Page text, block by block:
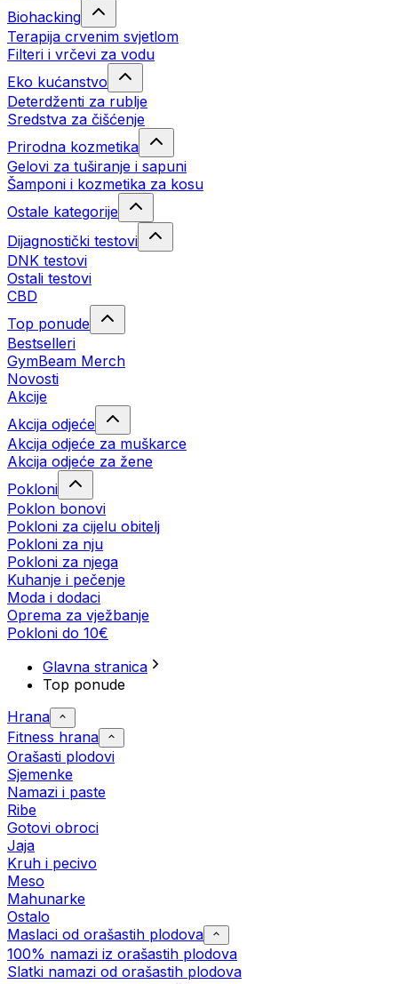
Biohacking
Terapija crvenim svjetlom
Filteri i vrčevi za vodu
Eko kućanstvo
Deterdženti za rublje
Sredstva za čišćenje
Prirodna kozmetika
Gelovi za tuširanje i sapuni
Šamponi i kozmetika za kosu
Ostale kategorije
Dijagnostički testovi
DNK testovi
Ostali testovi
CBD
Top ponude
Bestselleri
GymBeam Merch
Novosti
Akcije
Akcija odjeće
Akcija odjeće za muškarce
Akcija odjeće za žene
Pokloni
Poklon bonovi
Pokloni za cijelu obitelj
Pokloni za nju
Pokloni za njega
Kuhanje i pečenje
Moda i dodaci
Oprema za vježbanje
Pokloni do 10€
Glavna stranica
Top ponude
Hrana
Fitness hrana
Orašasti plodovi
Sjemenke
Namazi i paste
Ribe
Gotovi obroci
Jaja
Kruh i pecivo
Meso
Mahunarke
Ostalo
Maslaci od orašastih plodova
100% namazi iz orašastih plodova
Slatki namazi od orašastih plodova